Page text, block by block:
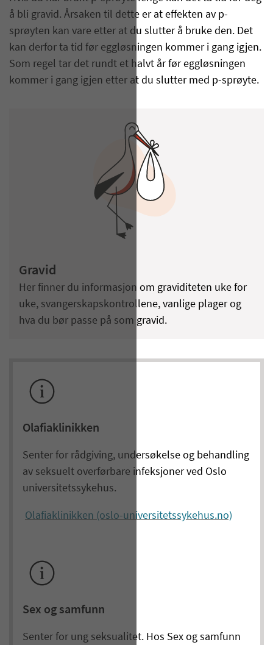
å bli gravid. Årsaken til dette er at effekten av p-
sprøyten kan vare etter at du slutter å bruke den. Det
kan derfor ta tid før eggløsningen kommer i gang igjen.
Som regel tar det rundt et halvt år før eggløsningen
kommer i gang igjen etter at du slutter med p-sprøyte.
Gravid
Her finner du informasjon om graviditeten uke for
uke, svangerskapskontrollene, vanlige plager og
hva du bør passe på som gravid.
Olafiaklinikken
Senter for rådgiving, undersøkelse og behandling
av seksuelt overførbare infeksjoner ved Oslo
universitetssykehus.
Olafiaklinikken (oslo-universitetssykehus.no)
Sex og samfunn
Senter for ung seksualitet. Hos Sex og samfunn